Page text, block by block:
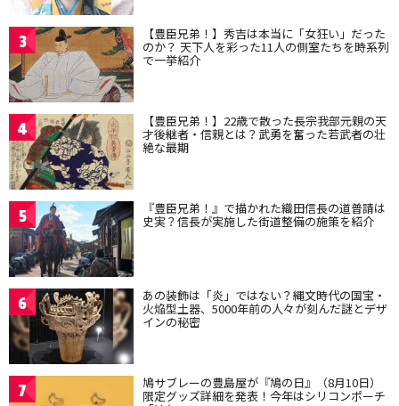
3 【豊臣兄弟！】秀吉は本当に「女狂い」だった
のか？ 天下人を彩った11人の側室たちを時系列
で一挙紹介
4 【豊臣兄弟！】22歳で散った長宗我部元親の天
才後継者・信親とは？武勇を奮った若武者の壮
絶な最期
5 『豊臣兄弟！』で描かれた織田信長の道普請は
史実？信長が実施した街道整備の施策を紹介
6 あの装飾は「炎」ではない？縄文時代の国宝・
火焔型土器、5000年前の人々が刻んだ謎とデザ
インの秘密
7 鳩サブレーの豊島屋が『鳩の日』（8月10日）
限定グッズ詳細を発表！今年はシリコンポーチ